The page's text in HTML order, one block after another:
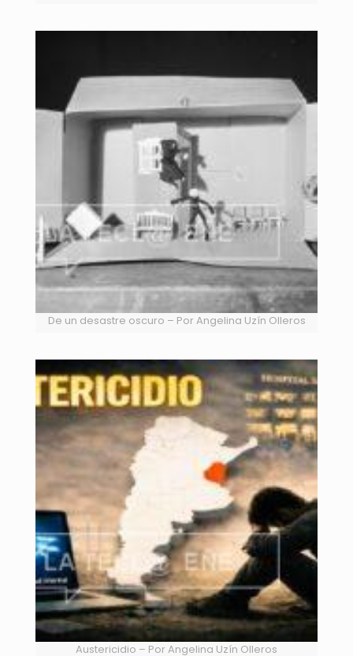
De un desastre oscuro – Por Angelina Uzín Olleros
Austericidio – Por Angelina Uzín Olleros